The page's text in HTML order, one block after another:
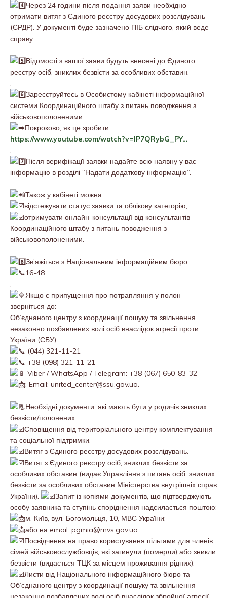
Через 24 години після подання заяви необхідно
отримати витяг з Єдиного реєстру досудових розслідувань
(ЄРДР). У документі буде зазначено ПІБ слідчого, який веде
справу.
.
Відомості з вашої заяви будуть внесені до Єдиного
реєстру осіб, зниклих безвісти за особливих обставин.
.
Зареєструйтесь в Особистому кабінеті інформаційної
системи Координаційного штабу з питань поводження з
військовополоненими.
Покроково, як це зробити:
https://www.youtube.com/watch?v=lP7QRybG_PY…
.
Після верифікації заявки надайте всю наявну у вас
інформацію в розділі “Надати додаткову інформацію”.
.
Також у кабінеті можна:
відстежувати статус заявки та облікову категорію;
отримувати онлайн-консультації від консультантів
Координаційного штабу з питань поводження з
військовополоненими.
.
Зв’яжіться з Національним інформаційним бюро:
16-48
.
Якщо є припущення про потрапляння у полон –
зверніться до:
Об’єднаного центру з координації пошуку та звільнення
незаконно позбавлених волі осіб внаслідок агресії проти
України (СБУ):
(044) 321-11-21
+38 (098) 321-11-21
Viber / WhatsApp / Telegram: +38 (067) 650-83-32
: Email: united_center@ssu.gov.ua.
.
Необхідні документи, які мають бути у родичів зниклих
безвісти/полонених:
Сповіщення від територіального центру комплектування
та соціальної підтримки.
Витяг з Єдиного реєстру досудових розслідувань.
Витяг з Єдиного реєстру осіб, зниклих безвісти за
особливих обставин (видає Управління з питань осіб, зниклих
безвісти за особливих обставин Міністерства внутрішніх справ
України).
Запит із копіями документів, що підтверджують
особу заявника та ступінь споріднення надсилається поштою:
м. Київ, вул. Богомольця, 10, МВС України;
або на email: pgmia@mvs.gov.ua.
Посвідчення на право користування пільгами для членів
сімей військовослужбовців, які загинули (померли) або зникли
безвісти (видається ТЦК за місцем проживання рідних).
Листи від Національного інформаційного бюро та
Об’єднаного центру з координації пошуку та звільнення